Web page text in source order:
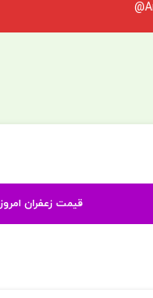
قیمت زعفران امروز